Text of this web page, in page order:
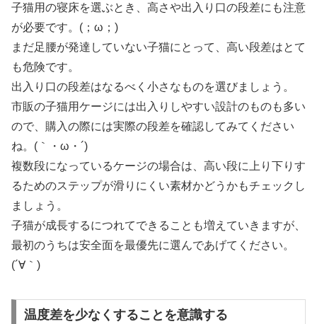
子猫用の寝床を選ぶとき、高さや出入り口の段差にも注意
が必要です。(；ω；)
まだ足腰が発達していない子猫にとって、高い段差はとて
も危険です。
出入り口の段差はなるべく小さなものを選びましょう。
市販の子猫用ケージには出入りしやすい設計のものも多い
ので、購入の際には実際の段差を確認してみてください
ね。(｀・ω・´)
複数段になっているケージの場合は、高い段に上り下りす
るためのステップが滑りにくい素材かどうかもチェックし
ましょう。
子猫が成長するにつれてできることも増えていきますが、
最初のうちは安全面を最優先に選んであげてください。
(´∀｀)
温度差を少なくすることを意識する